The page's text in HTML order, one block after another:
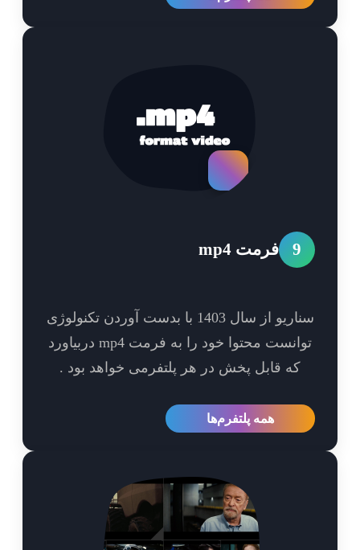
فرمت mp4
سناریو از سال 1403 با بدست آوردن تکنولوژی
توانست محتوا خود را به فرمت mp4 دربیاورد
که قابل پخش در هر پلتفرمی خواهد بود .
همه پلتفرم‌ها